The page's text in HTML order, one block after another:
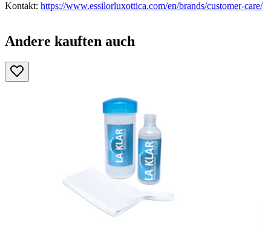
Kontakt: https://www.essilorluxottica.com/en/brands/customer-care/
Andere kauften auch